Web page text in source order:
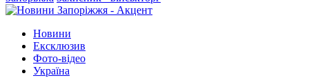
Новини
Ексклюзив
Фото-відео
Україна